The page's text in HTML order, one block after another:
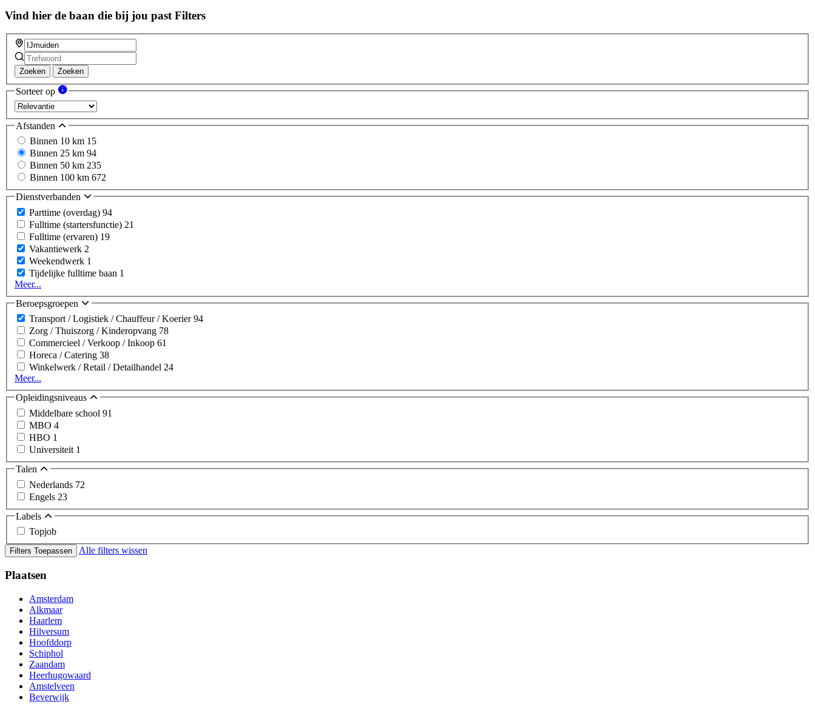
Vind hier de baan die bij jou past Filters
Zoeken Zoeken
Sorteer op
Afstanden
Binnen 10 km 15
Binnen 25 km 94
Binnen 50 km 235
Binnen 100 km 672
Dienstverbanden
Parttime (overdag) 94
Fulltime (startersfunctie) 21
Fulltime (ervaren) 19
Vakantiewerk 2
Weekendwerk 1
Tijdelijke fulltime baan 1
Meer...
Beroepsgroepen
Transport / Logistiek / Chauffeur / Koerier94
Zorg / Thuiszorg / Kinderopvang 78
Commercieel / Verkoop / Inkoop 61
Horeca / Catering 38
Winkelwerk / Retail / Detailhandel 24
Meer...
Opleidingsniveaus
Middelbare school 91
MBO 4
HBO 1
Universiteit 1
Talen
Nederlands 72
Engels 23
Labels
Topjob
Filters Toepassen Alle filters wissen
Plaatsen
Amsterdam
Alkmaar
Haarlem
Hilversum
Hoofddorp
Schiphol
Zaandam
Heerhugowaard
Amstelveen
Beverwijk